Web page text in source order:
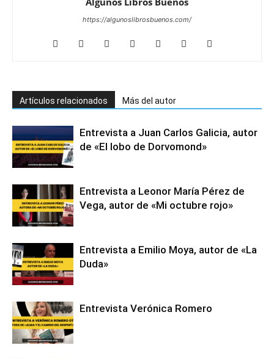
https://algunoslibrosbuenos.com/
Artículos relacionados Más del autor
Entrevista a Juan Carlos Galicia, autor
de «El lobo de Dorvomond»
Entrevista a Leonor María Pérez de
Vega, autor de «Mi octubre rojo»
Entrevista a Emilio Moya, autor de «La
Duda»
Entrevista Verónica Romero